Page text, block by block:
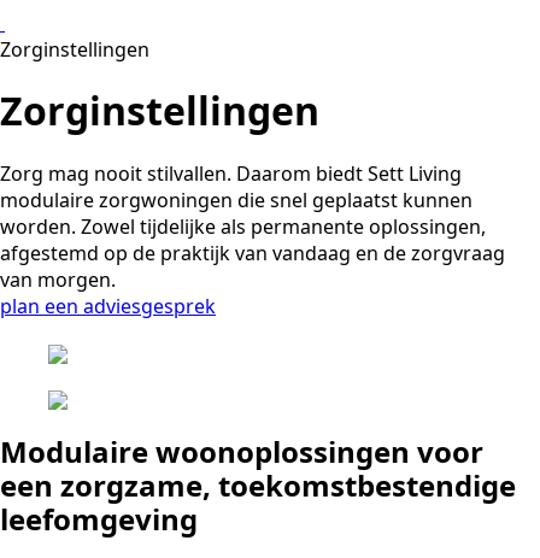
Zorginstellingen
Zorginstellingen
Zorg mag nooit stilvallen. Daarom biedt Sett Living
modulaire zorgwoningen die snel geplaatst kunnen
worden. Zowel tijdelijke als permanente oplossingen,
afgestemd op de praktijk van vandaag en de zorgvraag
van morgen.
plan een adviesgesprek
Modulaire woonoplossingen voor
een zorgzame, toekomstbestendige
leefomgeving